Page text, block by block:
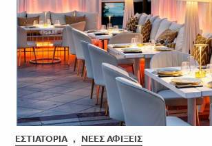
ΕΣΤΙΑΤΌΡΙΑ , ΝΈΕΣ ΑΦΊΞΕΙΣ